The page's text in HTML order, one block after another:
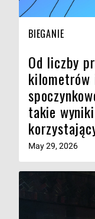
BIEGANIE
Od liczby
takie
May 29, 2026